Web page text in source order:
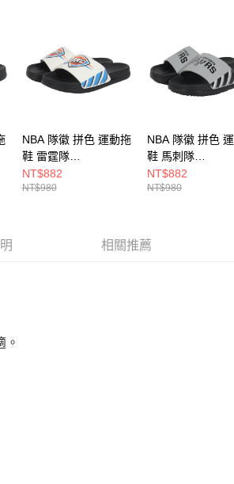
有權停止該用戶之使用額度並採取法律行動。
NBA 隊徽 拼色 運動拖
鞋 雷霆隊
3525162400
NT$882
NT$980
NBA 隊徽 拼色
鞋 馬刺隊
3525162211
NT$882
NT$980
相關推薦
。